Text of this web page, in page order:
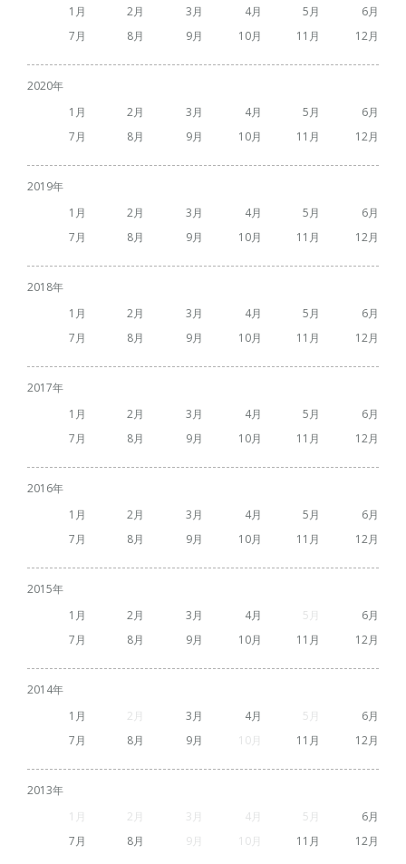
1 2 3 4 5
6
7
8 9 10 11 12
2020
1
2 3 4 5
6
7
8 9 10 11 12
2019
1
2 3 4 5
6
7
8 9 10 11 12
2018
1
2 3 4 5
6
7
8 9 10 11 12
2017
1
2 3 4 5
6
7
8 9 10 11 12
2016
1
2 3 4 5
6
7
8 9 10 11 12
2015
1
2 3 4 5
6
7
8 9 10 11 12
2014
1
2 3 4 5
6
7
8 9 10 11 12
2013
1
2 3 4 5
6
7
8 9 10 11 12